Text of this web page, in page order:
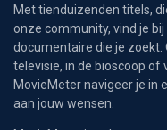
Met tienduizenden titels,
onze community, vind je
documentaire die je zoekt.
televisie, in de bioscoop of
MovieMeter navigeer je in
aan jouw wensen.